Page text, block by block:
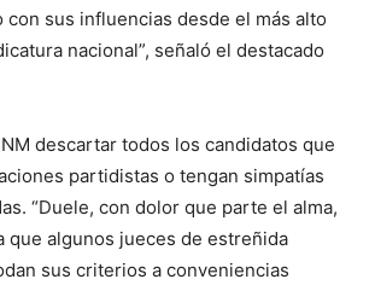
con sus influencias desde el más alto
nacional”, señaló el destacado
descartar todos los candidatos que
partidistas o tengan simpatías
“Duele, con dolor que parte el alma,
que algunos jueces de estreñida
sus criterios a conveniencias